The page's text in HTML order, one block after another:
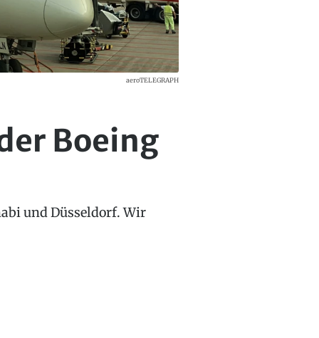
aeroTELEGRAPH
Boeing
und Düsseldorf. Wir